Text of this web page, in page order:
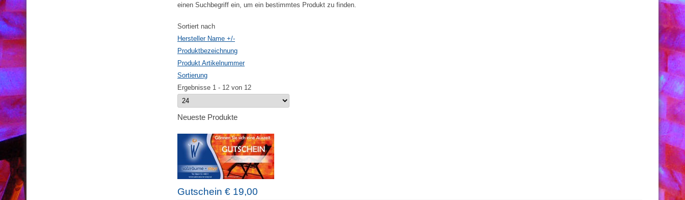
einen Suchbegriff ein, um ein bestimmtes Produkt zu finden.
Sortiert nach
Hersteller Name +/-
Produktbezeichnung
Produkt Artikelnummer
Sortierung
Ergebnisse 1 - 12 von 12
Neueste Produkte
Gutschein € 19,00